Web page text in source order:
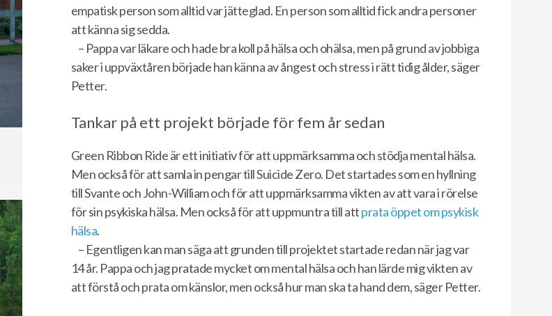
empatisk person som alltid var jätteglad. En person som alltid fick andra personer
att känna sig sedda.
– Pappa var läkare och hade bra koll på hälsa och ohälsa, men på grund av jobbiga
saker i uppväxtåren började han känna av ångest och stress i rätt tidig ålder, säger
Petter.
Tankar på ett projekt började för fem år sedan
Green Ribbon Ride är ett initiativ för att uppmärksamma och stödja mental hälsa.
Men också för att samla in pengar till Suicide Zero. Det startades som en hyllning
till Svante och John-William och för att uppmärksamma vikten av att vara i rörelse
för sin psykiska hälsa. Men också för att uppmuntra till attprata öppet om psykisk
hälsa.
– Egentligen kan man säga att grunden till projektet startade redan när jag var
14 år. Pappa och jag pratade mycket om mental hälsa och han lärde mig vikten av
att förstå och prata om känslor, men också hur man ska ta hand dem, säger Petter.